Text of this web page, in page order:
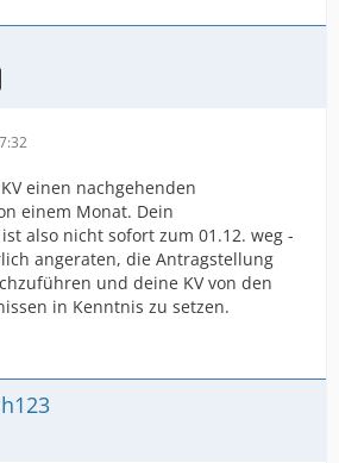
einen nachgehenden
einem Monat. Dein
also nicht sofort zum 01.12. weg -
angeraten, die Antragstellung
und deine KV von den
in Kenntnis zu setzen.